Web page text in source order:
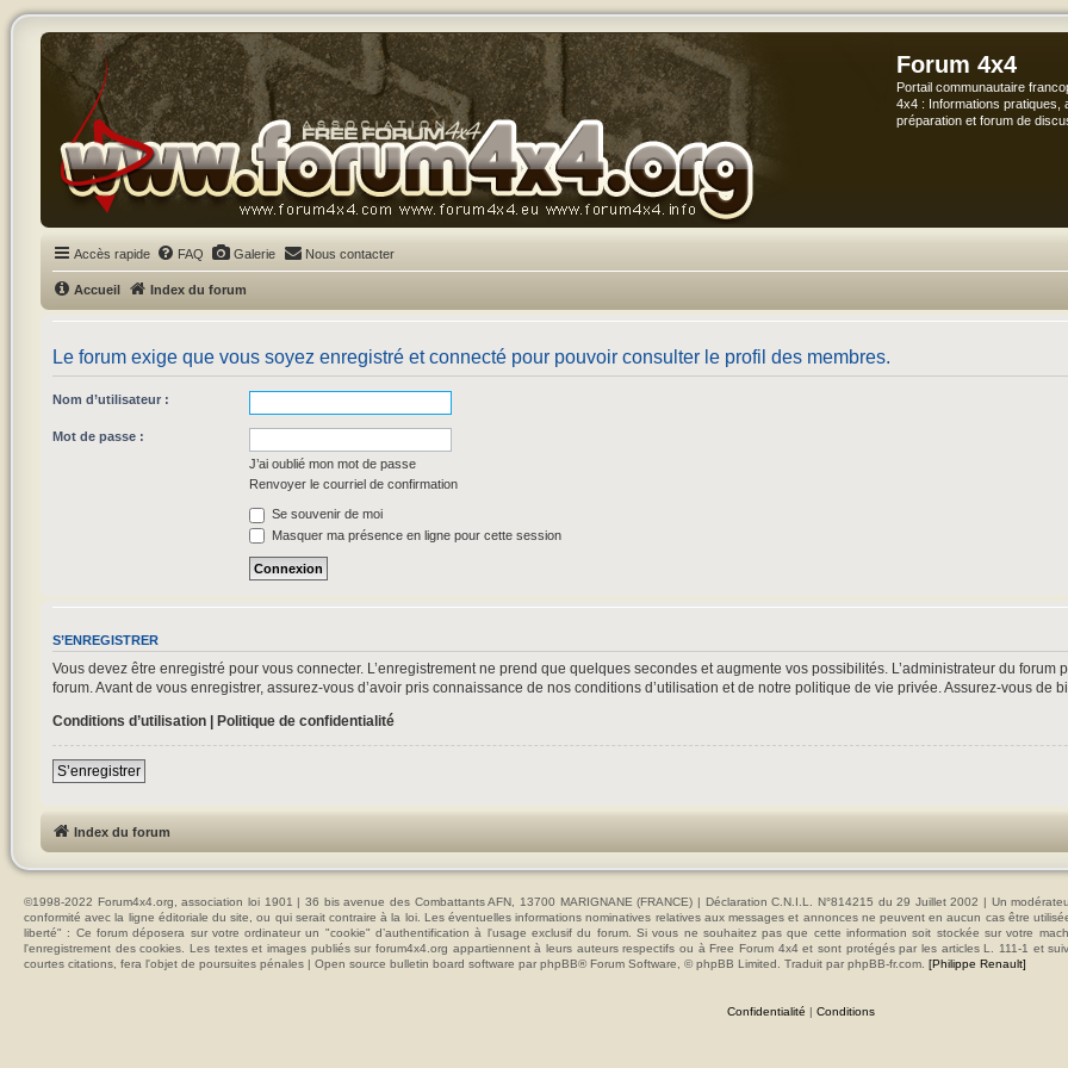
Forum 4x4
Portail communautaire
4x4 : Informations pratiques,
préparation et forum de
Accès rapide FAQ Galerie Nous contacter
Accueil Index du forum
Le forum exige que vous soyez enregistré et connecté pour pouvoir consulter le profil des membres.
Nom d’utilisateur :
Mot de passe :
J’ai oublié mon mot de passe
Renvoyer le courriel de confirmation
Se souvenir de moi
Masquer ma présence en ligne pour cette session
S’ENREGISTRER
Vous devez être enregistré pour vous connecter. L’enregistrement ne prend que quelques secondes et augmente vos possibilités. L’administrateur du
forum. Avant de vous enregistrer, assurez-vous d’avoir pris connaissance de nos conditions d’utilisation et de notre politique de vie privée. Assurez-vous de
Conditions d’utilisation| Politique de confidentialité
S’enregistrer
Index du forum
©1998-2022 Forum4x4.org, association loi 1901 | 36 bis avenue des Combattants AFN, 13700 MARIGNANE (FRANCE) | Déclaration C.N.I.L. N°814215 du 29 Juillet 2002 | Un
conformité avec la ligne éditoriale du site, ou qui serait contraire à la loi. Les éventuelles informations nominatives relatives aux messages et annonces ne peuvent en aucun cas être
liberté" : Ce forum déposera sur votre ordinateur un "cookie" d’authentification à l'usage exclusif du forum. Si vous ne souhaitez pas que cette information soit stockée sur votre
l'enregistrement des cookies. Les textes et images publiés sur forum4x4.org appartiennent à leurs auteurs respectifs ou à Free Forum 4x4 et sont protégés par les articles L. 111-1 et
courtes citations, fera l'objet de poursuites pénales | Open source bulletin board software par phpBB® Forum Software, © phpBB Limited. Traduit par phpBB-fr.com. [Philippe Renault]
Confidentialité | Conditions